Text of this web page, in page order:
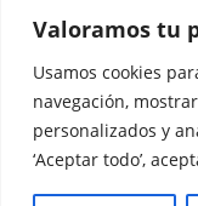
Valoramos tu
Usamos cookies
navegación,
personalizados y
‘Aceptar todo’,
Política de
Copyright © 2026
reservados.